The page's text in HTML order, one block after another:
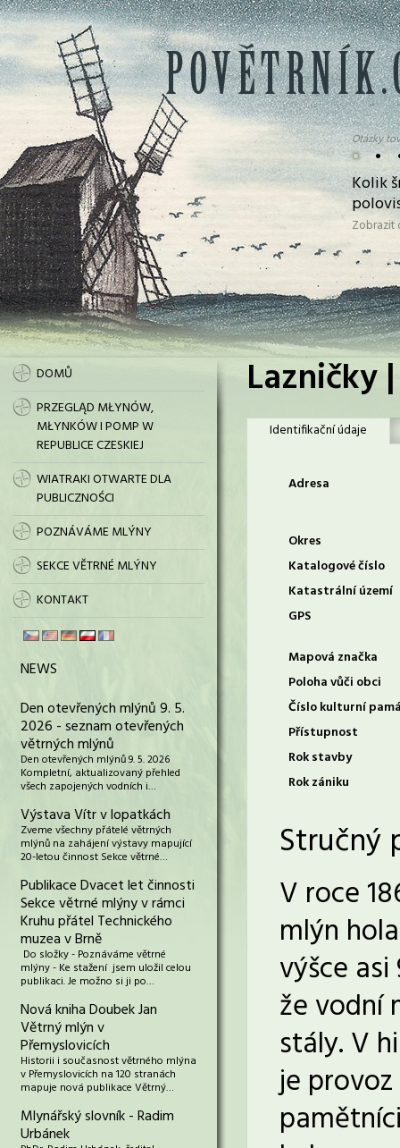
• •
Otázky
Kolik
DOMŮ
PRZEGLĄD MŁYNÓW,
MŁYNKÓW I POMP W
REPUBLICE CZESKIEJ
WIATRAKI OTWARTE DLA
PUBLICZNOŚCI
POZNÁVÁME MLÝNY
SEKCE VĚTRNÉ MLÝNY
KONTAKT
NEWS
Den otevřených mlýnů 9. 5.
2026 - seznam otevřených
větrných mlýnů
Den otevřených mlýnů 9. 5. 2026
Kompletní, aktualizovaný přehled
všech zapojených vodních i…
Výstava Vítr v lopatkách
Zveme všechny přátelé větrných
mlýnů na zahájení výstavy mapující
20-letou činnost Sekce větrné…
Publikace Dvacet let činnosti
Sekce větrné mlýny v rámci
Kruhu přátel Technického
muzea v Brně
Do složky - Poznáváme větrné
mlýny - Ke stažení jsem uložil celou
publikaci. Je možno si ji po…
Nová kniha Doubek Jan
Větrný mlýn v
Přemyslovicích
Historii i současnost větrného mlýna
v Přemyslovicích na 120 stranách
mapuje nová publikace Větrný…
Mlynářský slovník - Radim
Urbánek
Lazničky
Identifikační údaje
Adresa
Okres
Katalogové číslo
Katastrální území
GPS
Mapová značka
Poloha vůči obci
Číslo kulturní
Přístupnost
Rok stavby
Rok zániku
Stručný
V roce
mlýn
výšce
že vodní
stály. V
je